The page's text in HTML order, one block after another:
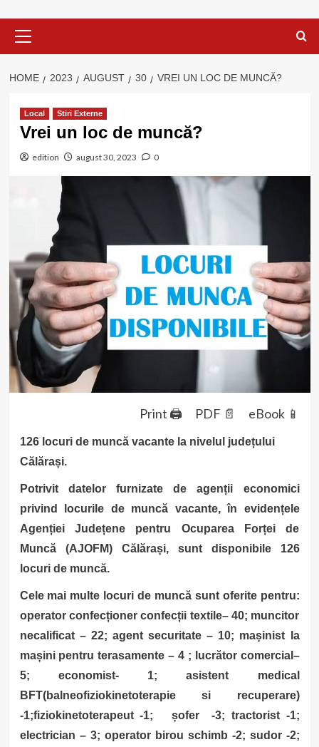
Menu
HOME 2023 AUGUST 30 VREI UN LOC DE MUNCĂ?
Local Stiri Externe
Vrei un loc de muncă?
edition august 30, 2023 0
Print 🖨 PDF 📄 eBook 📱
126 locuri de muncă vacante la nivelul județului
Călărași.
Potrivit datelor furnizate de agenții economici
privind locurile de muncă vacante, în evidențele
Agenției Județene pentru Ocuparea Forței de
Muncă (AJOFM) Călărași, sunt disponibile 126
locuri de muncă.
Cele mai multe locuri de muncă sunt oferite pentru:
operator confecționer confecții textile– 40; muncitor
necalificat – 22; agent securitate – 10; mașinist la
mașini pentru terasamente – 4 ; lucrător comercial–
5; economist- 1; asistent medical
BFT(balneofiziokinetoterapie si recuperare)
-1;fiziokinetoterapeut -1;
șofer
-3; tractorist -1;
electrician – 3; operator birou schimb -2; sudor -2;